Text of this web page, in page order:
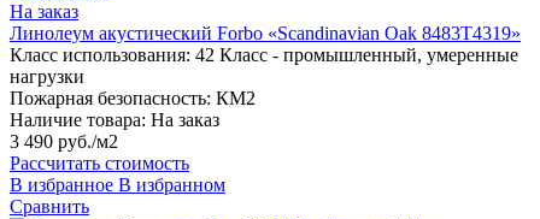
На заказ
Линолеум акустический Forbo «Scandinavian Oak 8483T4319»
Класс использования: 42 Класс - промышленный, умеренные
нагрузки
Пожарная безопасность: КМ2
Наличие товара: На заказ
3 490 руб./м2
Рассчитать стоимость
В избранное В избранном
Сравнить